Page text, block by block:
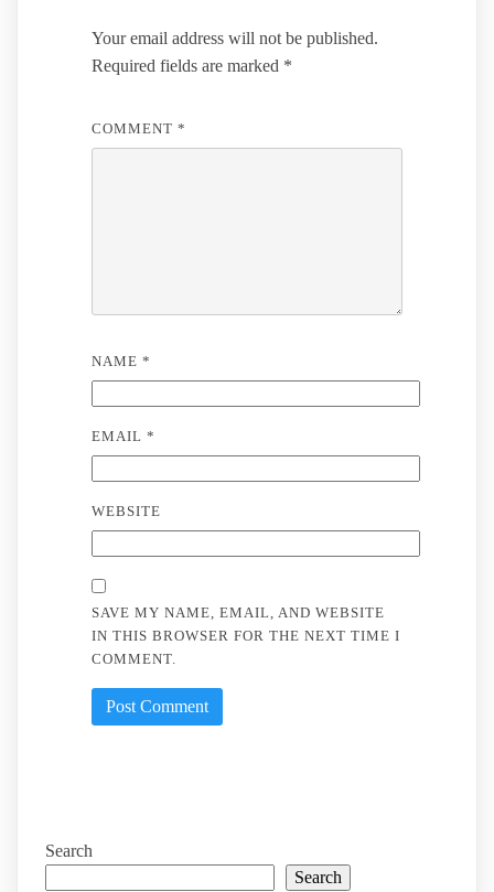
Your email address will not be published.
Required fields are marked *
COMMENT *
NAME *
EMAIL *
WEBSITE
SAVE MY NAME, EMAIL, AND WEBSITE
IN THIS BROWSER FOR THE NEXT TIME I
COMMENT.
Search
Search